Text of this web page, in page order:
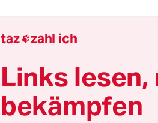
taz zahl ich
Links
bekämpfen